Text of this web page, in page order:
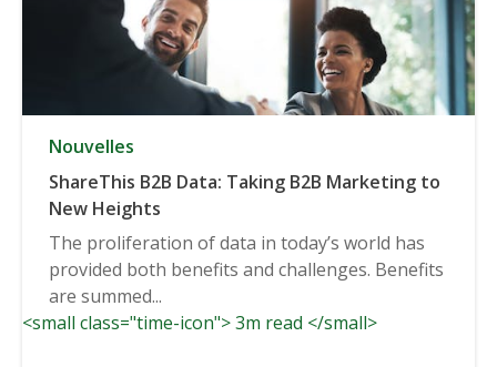
Nouvelles
ShareThis B2B Data: Taking B2B Marketing to
New Heights
The proliferation of data in today’s world has
provided both benefits and challenges. Benefits
are summed...
<small class="time-icon"> 3m read </small>